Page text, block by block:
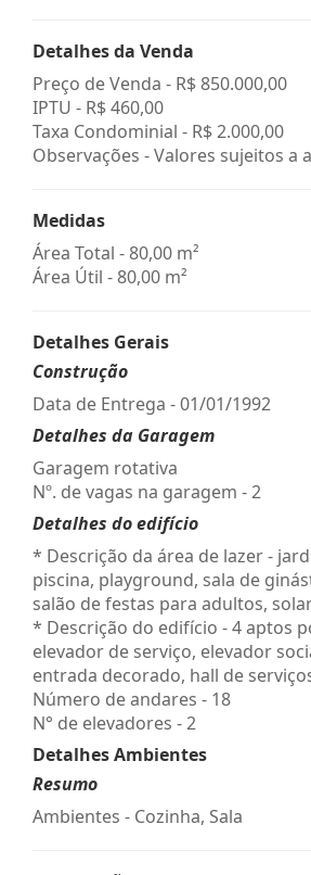
Detalhes da Venda
Preço de Venda - R$ 850.000,00
IPTU - R$ 460,00
Taxa Condominial - R$ 2.000,00
Observações - Valores sujeitos a
Medidas
Área Total - 80,00 m²
Área Útil - 80,00 m²
Detalhes Gerais
Construção
Data de Entrega - 01/01/1992
Detalhes da Garagem
Garagem rotativa
Nº. de vagas na garagem - 2
Detalhes do edifício
* Descrição da área de lazer -
piscina, playground, sala de
salão de festas para adultos,
* Descrição do edifício - 4 aptos
elevador de serviço, elevador
entrada decorado, hall de
Número de andares - 18
N° de elevadores - 2
Detalhes Ambientes
Resumo
Ambientes - Cozinha, Sala